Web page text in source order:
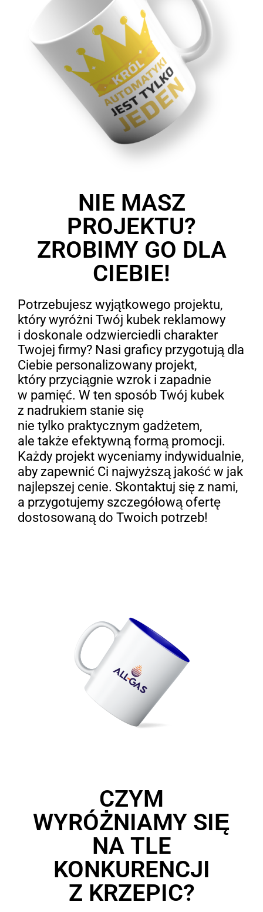
NIE MASZ
PROJEKTU?
ZROBIMY GO DLA
CIEBIE!
Potrzebujesz wyjątkowego projektu,
który wyróżni Twój kubek reklamowy
i doskonale odzwierciedli charakter
Twojej firmy? Nasi graficy przygotują dla
Ciebie personalizowany projekt,
który przyciągnie wzrok i zapadnie
w pamięć. W ten sposób Twój kubek
z nadrukiem stanie się
nie tylko praktycznym gadżetem,
ale także efektywną formą promocji.
Każdy projekt wyceniamy indywidualnie,
aby zapewnić Ci najwyższą jakość w jak
najlepszej cenie. Skontaktuj się z nami,
a przygotujemy szczegółową ofertę
dostosowaną do Twoich potrzeb!
CZYM
WYRÓŻNIAMY SIĘ
NA TLE
KONKURENCJI
Z KRZEPIC?